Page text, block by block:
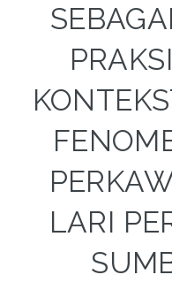
LARI